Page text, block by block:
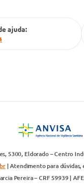
ajuda:
5300, Eldorado – Centro
| Atendimento para dúvidas,
Pereira – CRF 59939 |